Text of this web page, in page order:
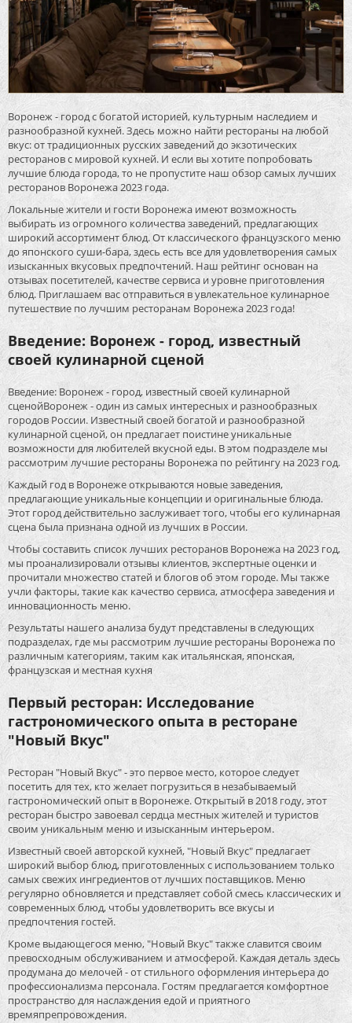
Воронеж - город с богатой историей, культурным наследием и
разнообразной кухней. Здесь можно найти рестораны на любой
вкус: от традиционных русских заведений до экзотических
ресторанов с мировой кухней. И если вы хотите попробовать
лучшие блюда города, то не пропустите наш обзор самых лучших
ресторанов Воронежа 2023 года.
Локальные жители и гости Воронежа имеют возможность
выбирать из огромного количества заведений, предлагающих
широкий ассортимент блюд. От классического французского меню
до японского суши-бара, здесь есть все для удовлетворения самых
изысканных вкусовых предпочтений. Наш рейтинг основан на
отзывах посетителей, качестве сервиса и уровне приготовления
блюд. Приглашаем вас отправиться в увлекательное кулинарное
путешествие по лучшим ресторанам Воронежа 2023 года!
Введение: Воронеж - город, известный
своей кулинарной сценой
Введение: Воронеж - город, известный своей кулинарной
сценойВоронеж - один из самых интересных и разнообразных
городов России. Известный своей богатой и разнообразной
кулинарной сценой, он предлагает поистине уникальные
возможности для любителей вкусной еды. В этом подразделе мы
рассмотрим лучшие рестораны Воронежа по рейтингу на 2023 год.
Каждый год в Воронеже открываются новые заведения,
предлагающие уникальные концепции и оригинальные блюда.
Этот город действительно заслуживает того, чтобы его кулинарная
сцена была признана одной из лучших в России.
Чтобы составить список лучших ресторанов Воронежа на 2023 год,
мы проанализировали отзывы клиентов, экспертные оценки и
прочитали множество статей и блогов об этом городе. Мы также
учли факторы, такие как качество сервиса, атмосфера заведения и
инновационность меню.
Результаты нашего анализа будут представлены в следующих
подразделах, где мы рассмотрим лучшие рестораны Воронежа по
различным категориям, таким как итальянская, японская,
французская и местная кухня
Первый ресторан: Исследование
гастрономического опыта в ресторане
"Новый Вкус"
Ресторан "Новый Вкус" - это первое место, которое следует
посетить для тех, кто желает погрузиться в незабываемый
гастрономический опыт в Воронеже. Открытый в 2018 году, этот
ресторан быстро завоевал сердца местных жителей и туристов
своим уникальным меню и изысканным интерьером.
Известный своей авторской кухней, "Новый Вкус" предлагает
широкий выбор блюд, приготовленных с использованием только
самых свежих ингредиентов от лучших поставщиков. Меню
регулярно обновляется и представляет собой смесь классических и
современных блюд, чтобы удовлетворить все вкусы и
предпочтения гостей.
Кроме выдающегося меню, "Новый Вкус" также славится своим
превосходным обслуживанием и атмосферой. Каждая деталь здесь
продумана до мелочей - от стильного оформления интерьера до
профессионализма персонала. Гостям предлагается комфортное
пространство для наслаждения едой и приятного
времяпрепровождения.